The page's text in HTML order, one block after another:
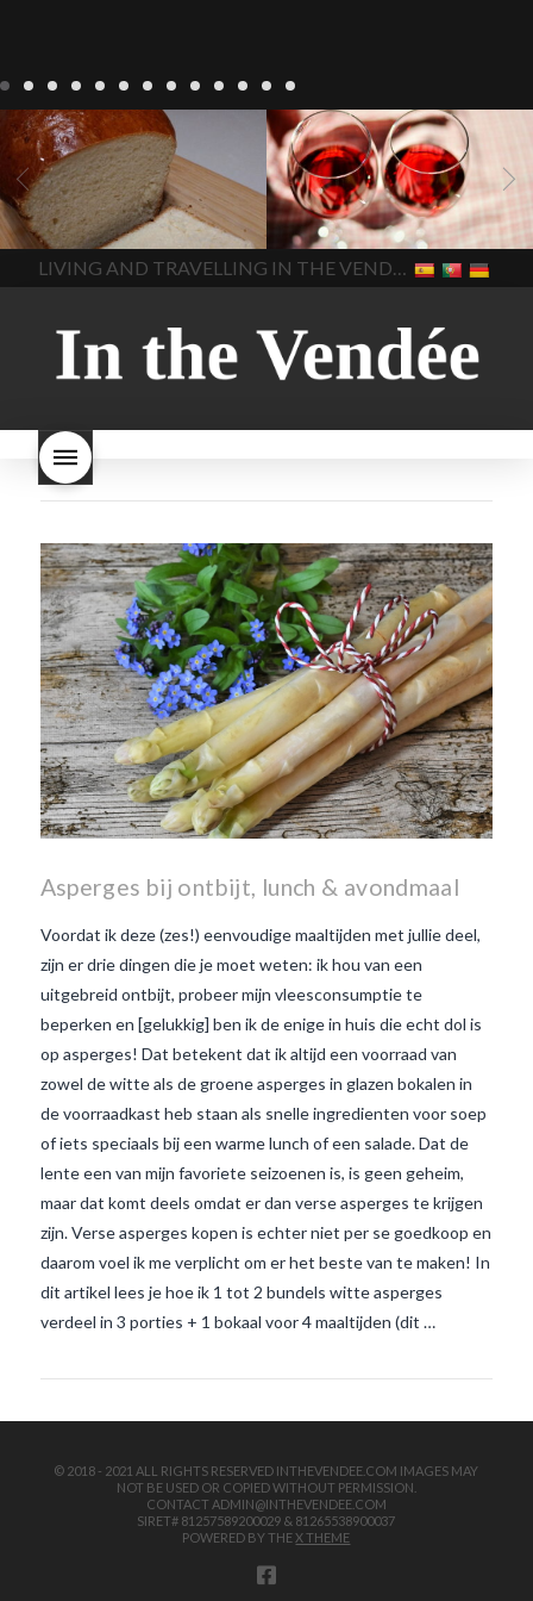
Recepten Wonen
baken in
Frankrijk bakken in de
Vendee
brood bakken
brood met gist gist brood
het beste brood hoe moet
ik brood bakken is melk
brood gezond is melkbrood
gezond mama's brood melk
brood melk brood en
wat is melkbrood
zijn melk
brood en brioche hetzelfde
brood
In The Vendee
Blog Wonen beaujolais
2022 Beaujolais Nouveau
2022 De wijnmakers laten
de druiventrossen gisten in
een anaërobe donderdag
17 november 2022 is
beaujolais dag hoe lang is
Beaujolais Nouveau
houdbaar hoeveel flessen
verkocht
is Beaujolais
Nouveau een fruitige wijn
kooldioxiderijke omgeving.
Nouveau naar? wat is
wanneer is beaujolais dag
wanneer is beaujolais
nouveau dag Wat is de dag
van Beaujolais Nouveau wat
is de traditie rond beaujolais
nouveau wat maakt
Beaujolais Nouveau zo
speciaal wat zijn tannines
witte beaujolais nouveau
In The Vendee
LIVING AND TRAVELLING IN THE VENDÉE
Asperges bij ontbijt, lunch & avondmaal
Voordat ik deze (zes!) eenvoudige maaltijden met jullie deel,
zijn er drie dingen die je moet weten: ik hou van een
uitgebreid ontbijt, probeer mijn vleesconsumptie te
beperken en [gelukkig] ben ik de enige in huis die echt dol is
op asperges! Dat betekent dat ik altijd een voorraad van
zowel de witte als de groene asperges in glazen bokalen in
de voorraadkast heb staan als snelle ingredienten voor soep
of iets speciaals bij een warme lunch of een salade. Dat de
lente een van mijn favoriete seizoenen is, is geen geheim,
maar dat komt deels omdat er dan verse asperges te krijgen
zijn. Verse asperges kopen is echter niet per se goedkoop en
daarom voel ik me verplicht om er het beste van te maken! In
dit artikel lees je hoe ik 1 tot 2 bundels witte asperges
verdeel in 3 porties + 1 bokaal voor 4 maaltijden (dit …
© 2018 - 2021 ALL RIGHTS RESERVED INTHEVENDEE.COM IMAGES MAY
NOT BE USED OR COPIED WITHOUT PERMISSION.
CONTACT ADMIN@INTHEVENDEE.COM
SIRET# 81257589200029 & 81265538900037
POWERED BY THEX THEME